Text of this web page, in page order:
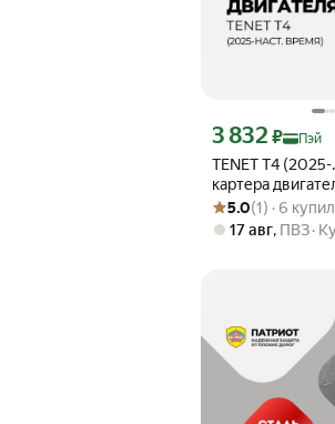
TENET T4
картера
Цена с картой
3 832 ₽ Пэй
Рейтинг товара: 5.0
Оценок: (1) · 6
5.0(1) · 6
17 авг, ПВЗ